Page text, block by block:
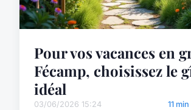
Pour vos vacances en
Fécamp, choisissez le
idéal
03/06/2026 15:24 11